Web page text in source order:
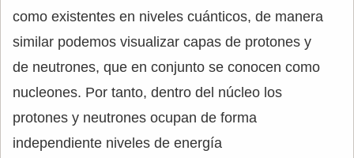
como existentes en niveles cuánticos, de manera
similar podemos visualizar capas de protones y
de neutrones, que en conjunto se conocen como
nucleones. Por tanto, dentro del núcleo los
protones y neutrones ocupan de forma
independiente niveles de energía